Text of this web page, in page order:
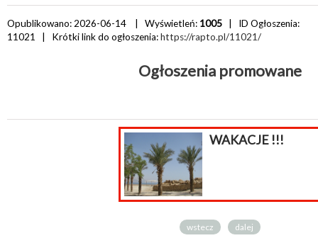
Opublikowano: 2026-06-14 | Wyświetleń: 1005 | ID Ogłoszenia:
11021
| Krótki link do ogłoszenia:https://rapto.pl/11021/
Ogłoszenia promowane
WAKACJE !!!
wstecz dalej